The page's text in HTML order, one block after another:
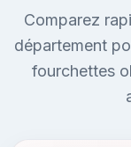
Comparez
département
fourchettes